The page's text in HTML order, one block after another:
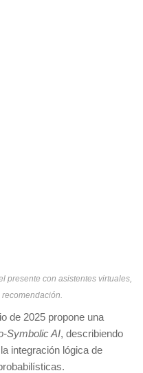
presente con asistentes virtuales,
de 2025 propone una
Symbolic AI, describiendo
integración lógica de